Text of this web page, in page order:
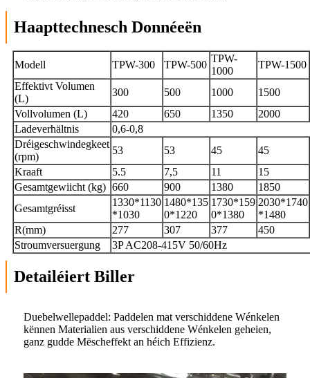
Haapttechnesch Donnéeën
Modell TPW-300 TPW-500
TPW-
1000
TPW-1500
Effektivt Volumen
(L)
300 500 1000
1500
Vollvolumen (L)
420 650 1350
2000
Ladeverhältnis
0,6-0,8
Dréigeschwindegkeet
(rpm)
53 53 45
45
Kraaft
5.5 7,5 11
15
Gesamtgewiicht (kg) 660 900 1380
1850
Gesamtgréisst
1330*1130
*1030
1480*135
0*1220
1730*159
0*1380
2030*1740
*1480
R(mm)
277 307 377
450
Stroumversuergung
3P AC208-415V 50/60Hz
Detailéiert Biller
Duebelwellepaddel: Paddelen mat verschiddene Wénkelen
kënnen Materialien aus verschiddene Wénkelen geheien,
ganz gudde Mëscheffekt an héich Effizienz.